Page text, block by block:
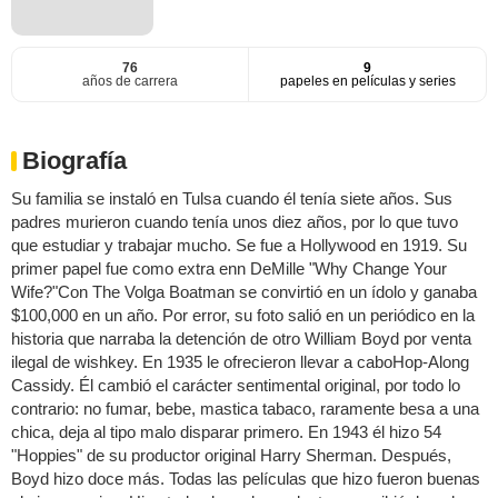
76
años de carrera
9
papeles en películas y series
Biografía
Su familia se instaló en Tulsa cuando él tenía siete años. Sus
padres murieron cuando tenía unos diez años, por lo que tuvo
que estudiar y trabajar mucho. Se fue a Hollywood en 1919. Su
primer papel fue como extra enn DeMille "Why Change Your
Wife?"Con The Volga Boatman se convirtió en un ídolo y ganaba
$100,000 en un año. Por error, su foto salió en un periódico en la
historia que narraba la detención de otro William Boyd por venta
ilegal de wishkey. En 1935 le ofrecieron llevar a caboHop-Along
Cassidy. Él cambió el carácter sentimental original, por todo lo
contrario: no fumar, bebe, mastica tabaco, raramente besa a una
chica, deja al tipo malo disparar primero. En 1943 él hizo 54
"Hoppies" de su productor original Harry Sherman. Después,
Boyd hizo doce más. Todas las películas que hizo fueron buenas